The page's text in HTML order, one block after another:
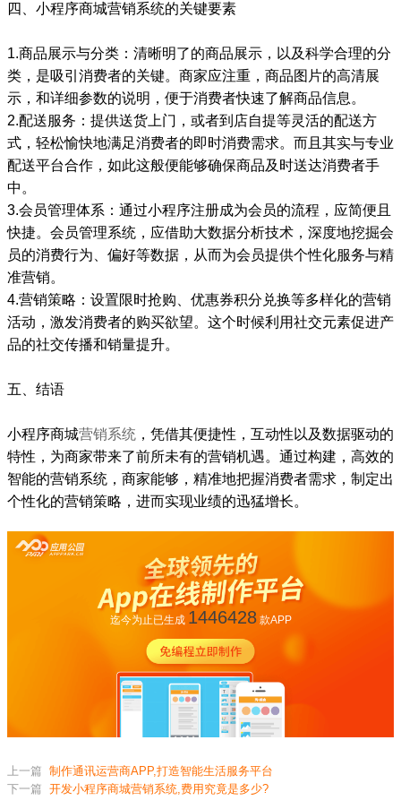
四、小程序商城营销系统的关键要素
1.商品展示与分类：清晰明了的商品展示，以及科学合理的分
类，是吸引消费者的关键。商家应注重，商品图片的高清展
示，和详细参数的说明，便于消费者快速了解商品信息。
2.配送服务：提供送货上门，或者到店自提等灵活的配送方
式，轻松愉快地满足消费者的即时消费需求。而且其实与专业
配送平台合作，如此这般便能够确保商品及时送达消费者手
中。
3.会员管理体系：通过小程序注册成为会员的流程，应简便且
快捷。会员管理系统，应借助大数据分析技术，深度地挖掘会
员的消费行为、偏好等数据，从而为会员提供个性化服务与精
准营销。
4.营销策略：设置限时抢购、优惠券积分兑换等多样化的营销
活动，激发消费者的购买欲望。这个时候利用社交元素促进产
品的社交传播和销量提升。
五、结语
小程序商城营销系统 ，凭借其便捷性，互动性以及数据驱动的
特性，为商家带来了前所未有的营销机遇。通过构建，高效的
智能的营销系统，商家能够，精准地把握消费者需求，制定出
个性化的营销策略，进而实现业绩的迅猛增长。
迄今为止已生成 1446428款APP
上一篇 制作通讯运营商APP,打造智能生活服务平台
下一篇 开发小程序商城营销系统,费用究竟是多少?